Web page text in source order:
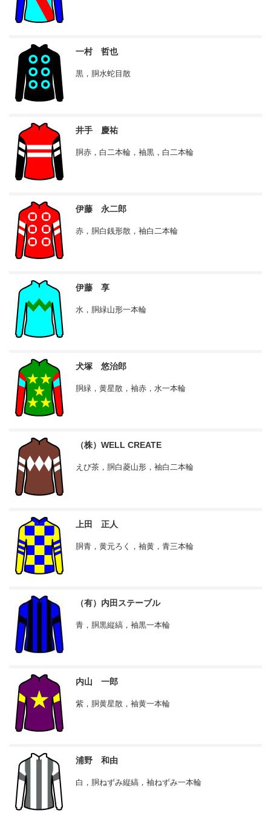
一村 哲也
黒，胴水蛇目散
井手 慶祐
胴赤，白二本輪，袖黒，白二本輪
伊藤 永二郎
赤，胴白銭形散，袖白二本輪
伊藤 享
水，胴緑山形一本輪
犬塚 悠治郎
胴緑，黄星散，袖赤，水一本輪
（株）WELL CREATE
えび茶，胴白菱山形，袖白二本輪
上田 正人
胴青，黄元ろく，袖黄，青三本輪
（有）内田ステーブル
青，胴黒縦縞，袖黒一本輪
内山 一郎
紫，胴黄星散，袖黄一本輪
浦野 和由
白，胴ねずみ縦縞，袖ねずみ一本輪